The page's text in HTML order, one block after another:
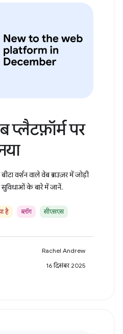
प्लैटफ़ॉर्म पर
वर्शन वाले वेब ब्राउज़र में जोड़ी
के बारे में जानें.
है ब्लॉग सीएसएस
Rachel Andrew
16 दिसंबर 2025